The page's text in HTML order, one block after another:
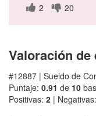
2 20
Valoración de
#12887 | Sueldo de
Puntaje: 0.91 de 10
Positivas: 2 | Negativas: